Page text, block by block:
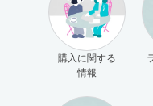
購入に関する
情報